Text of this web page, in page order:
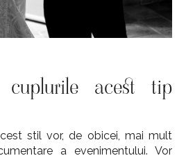
acest tip
stil vor, de obicei, mai mult
a evenimentului. Vor